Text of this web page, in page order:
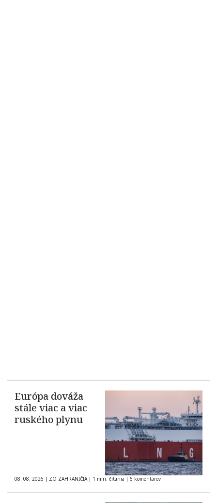
Európa dováža
stále viac a viac
ruského plynu
08. 08. 2026 | ZO ZAHRANIČIA | 1 min. čítania | 6 komentárov